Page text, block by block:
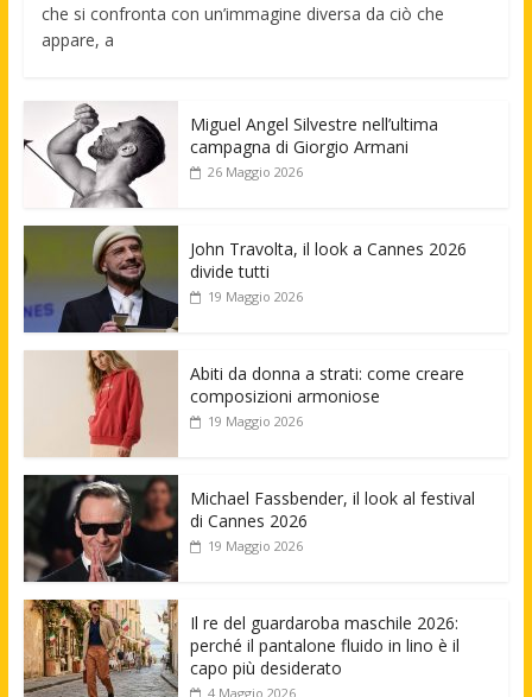
che si confronta con un’immagine diversa da ciò che
appare, a
Miguel Angel Silvestre nell’ultima
campagna di Giorgio Armani
26 Maggio 2026
John Travolta, il look a Cannes 2026
divide tutti
19 Maggio 2026
Abiti da donna a strati: come creare
composizioni armoniose
19 Maggio 2026
Michael Fassbender, il look al festival
di Cannes 2026
19 Maggio 2026
Il re del guardaroba maschile 2026:
perché il pantalone fluido in lino è il
capo più desiderato
4 Maggio 2026